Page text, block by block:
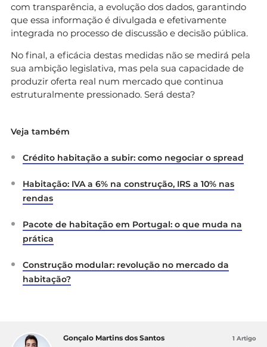
com transparência, a evolução dos dados, garantindo
que essa informação é divulgada e efetivamente
integrada no processo de discussão e decisão pública.
No final, a eficácia destas medidas não se medirá pela
sua ambição legislativa, mas pela sua capacidade de
produzir oferta real num mercado que continua
estruturalmente pressionado. Será desta?
Veja também
Crédito habitação a subir: como negociar o spread
Habitação: IVA a 6% na construção, IRS a 10% nas
rendas
Pacote de habitação em Portugal: o que muda na
prática
Construção modular: revolução no mercado da
habitação?
Gonçalo Martins dos Santos 1 Artigo